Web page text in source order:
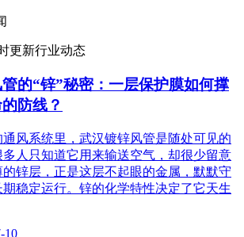
更新行业动态
的“锌”秘密：一层保护膜如何撑
防线？
风系统里，武汉镀锌风管是随处可见的
人只知道它用来输送空气，却很少留意
锌层，正是这层不起眼的金属，默默守
稳定运行。锌的化学特性决定了它天生
10